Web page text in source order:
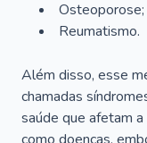
Osteoporose;
Reumatismo.
Além disso, esse
chamadas
saúde que afetam